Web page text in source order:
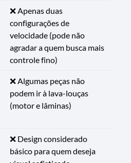
❌ Apenas duas
configurações de
velocidade (pode não
agradar a quem busca mais
controle fino)
❌ Algumas peças não
podem ir à lava-louças
(motor e lâminas)
❌ Design considerado
básico para quem deseja